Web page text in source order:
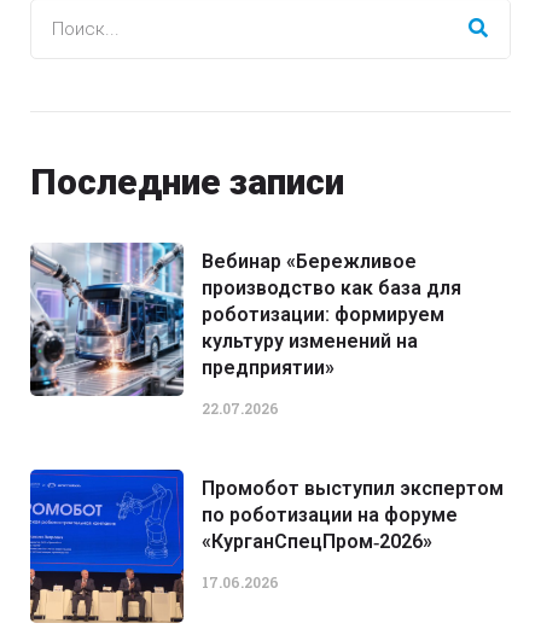
Последние записи
Вебинар «Бережливое
производство как база для
роботизации: формируем
культуру изменений на
предприятии»
22.07.2026
Промобот выступил экспертом
по роботизации на форуме
«КурганСпецПром‑2026»
17.06.2026